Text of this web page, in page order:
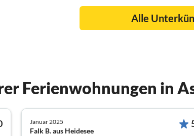
Alle
Ferienwohnungen in
Januar 2025
Falk B. aus Heidesee